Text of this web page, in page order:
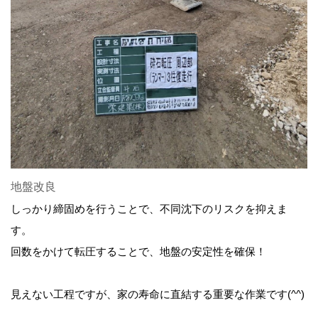
地盤改良
しっかり締固めを行うことで、不同沈下のリスクを抑えま
す。
回数をかけて転圧することで、地盤の安定性を確保！
見えない工程ですが、家の寿命に直結する重要な作業です(^^)